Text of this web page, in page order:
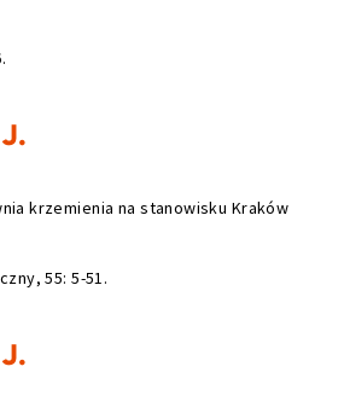
krzemienia na stanowisku Kraków
55: 5-51.